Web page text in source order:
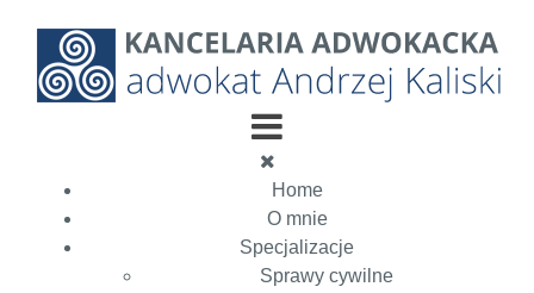
Home
O mnie
Specjalizacje
Sprawy cywilne